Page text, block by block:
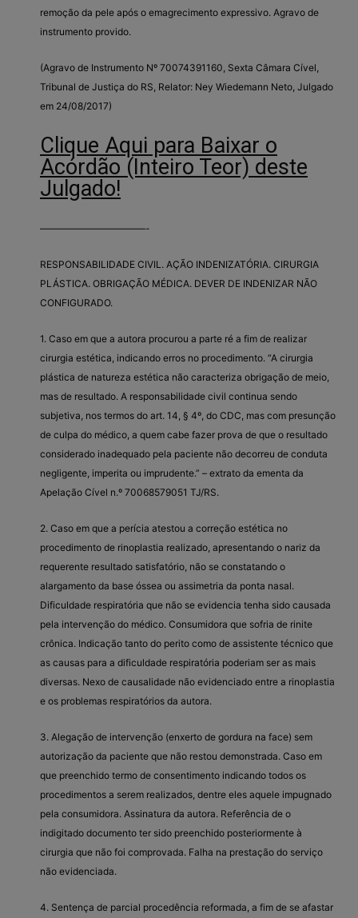
remoção da pele após o emagrecimento expressivo. Agravo de
instrumento provido.
(Agravo de Instrumento Nº 70074391160, Sexta Câmara Cível,
Tribunal de Justiça do RS, Relator: Ney Wiedemann Neto, Julgado
em 24/08/2017)
Clique Aqui para Baixar o
Acórdão (Inteiro Teor) deste
Julgado!
———————————-
RESPONSABILIDADE CIVIL. AÇÃO INDENIZATÓRIA. CIRURGIA
PLÁSTICA. OBRIGAÇÃO MÉDICA. DEVER DE INDENIZAR NÃO
CONFIGURADO.
1. Caso em que a autora procurou a parte ré a fim de realizar
cirurgia estética, indicando erros no procedimento. “A cirurgia
plástica de natureza estética não caracteriza obrigação de meio,
mas de resultado. A responsabilidade civil continua sendo
subjetiva, nos termos do art. 14, § 4º, do CDC, mas com presunção
de culpa do médico, a quem cabe fazer prova de que o resultado
considerado inadequado pela paciente não decorreu de conduta
negligente, imperita ou imprudente.” – extrato da ementa da
Apelação Cível n.º 70068579051 TJ/RS.
2. Caso em que a perícia atestou a correção estética no
procedimento de rinoplastia realizado, apresentando o nariz da
requerente resultado satisfatório, não se constatando o
alargamento da base óssea ou assimetria da ponta nasal.
Dificuldade respiratória que não se evidencia tenha sido causada
pela intervenção do médico. Consumidora que sofria de rinite
crônica. Indicação tanto do perito como de assistente técnico que
as causas para a dificuldade respiratória poderiam ser as mais
diversas. Nexo de causalidade não evidenciado entre a rinoplastia
e os problemas respiratórios da autora.
3. Alegação de intervenção (enxerto de gordura na face) sem
autorização da paciente que não restou demonstrada. Caso em
que preenchido termo de consentimento indicando todos os
procedimentos a serem realizados, dentre eles aquele impugnado
pela consumidora. Assinatura da autora. Referência de o
indigitado documento ter sido preenchido posteriormente à
cirurgia que não foi comprovada. Falha na prestação do serviço
não evidenciada.
4. Sentença de parcial procedência reformada, a fim de se afastar